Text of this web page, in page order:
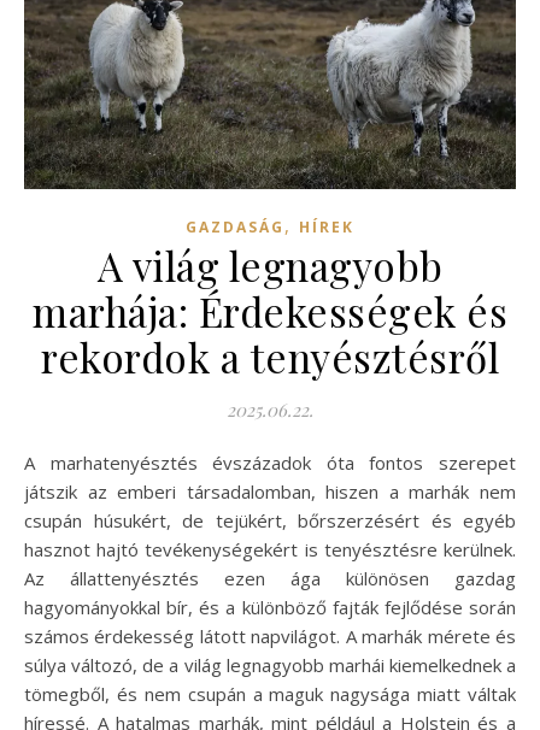
GAZDASÁG , HÍREK
A világ legnagyobb
marhája: Érdekességek és
rekordok a tenyésztésről
2025.06.22.
A marhatenyésztés évszázadok óta fontos szerepet
játszik az emberi társadalomban, hiszen a marhák nem
csupán húsukért, de tejükért, bőrszerzésért és egyéb
hasznot hajtó tevékenységekért is tenyésztésre kerülnek.
Az állattenyésztés ezen ága különösen gazdag
hagyományokkal bír, és a különböző fajták fejlődése során
számos érdekesség látott napvilágot. A marhák mérete és
súlya változó, de a világ legnagyobb marhái kiemelkednek a
tömegből, és nem csupán a maguk nagysága miatt váltak
híressé. A hatalmas marhák, mint például a Holstein és a